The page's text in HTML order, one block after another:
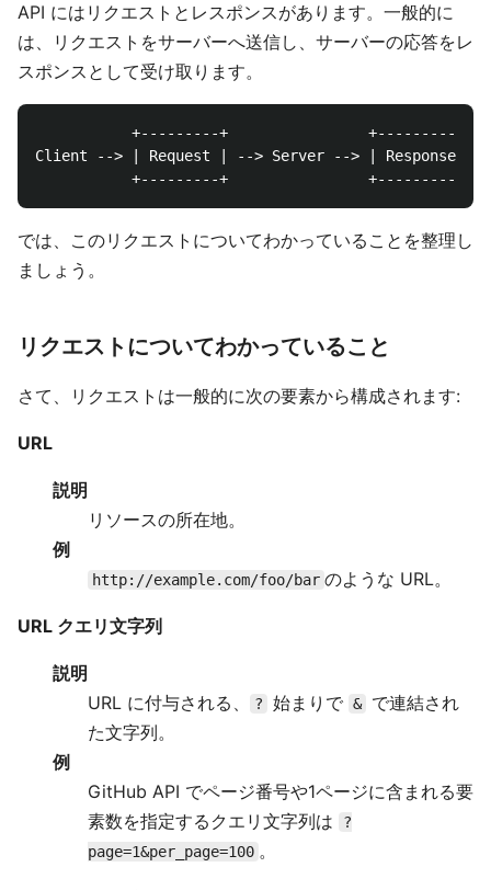
API にはリクエストとレスポンスがあります。一般的に
は、リクエストをサーバーへ送信し、サーバーの応答をレ
スポンスとして受け取ります。
           +---------+                +----------+
Client --> | Request | --> Server --> | Response |
では、このリクエストについてわかっていることを整理し
ましょう。
リクエストについてわかっていること
さて、リクエストは一般的に次の要素から構成されます:
URL
説明
リソースの所在地。
例
http://example.com/foo/bar のような URL。
URL クエリ文字列
説明
URL に付与される、
? 始まりで &
で連結され
た文字列。
例
GitHub API でページ番号や1ページに含まれる要
素数を指定するクエリ文字列は
?
page=1&per_page=100 。